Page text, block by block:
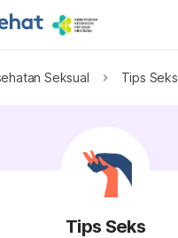
Seksual Tips Seks
Tips Seks